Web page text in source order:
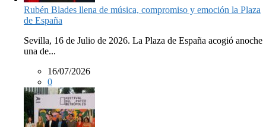
Rubén Blades llena de música, compromiso y emoción la Plaza
de España
Sevilla, 16 de Julio de 2026. La Plaza de España acogió anoche
una de...
16/07/2026
0